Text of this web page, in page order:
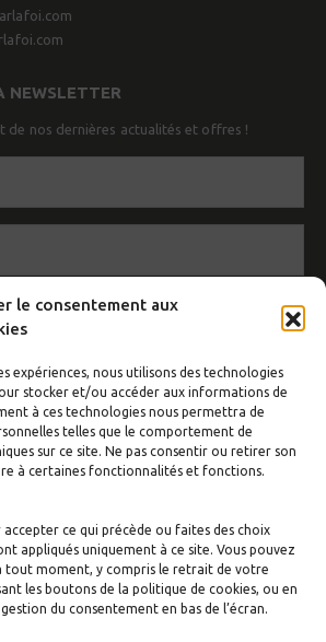
le consentement aux
expériences, nous utilisons des technologies
stocker et/ou accéder aux informations de
à ces technologies nous permettra de
telles que le comportement de
sur ce site. Ne pas consentir ou retirer son
à certaines fonctionnalités et fonctions.
accepter ce qui précède ou faites des choix
appliqués uniquement à ce site. Vous pouvez
tout moment, y compris le retrait de votre
les boutons de la politique de cookies, ou en
du consentement en bas de l’écran.
NEWSLETTER
de nos dernières actualités et offres !
la newsletter
S'inscrire